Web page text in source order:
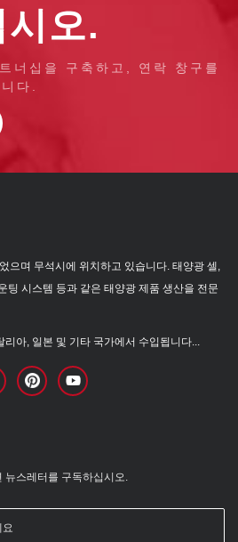
오.
너십을 구축하고, 연락 창구를
다.
으며 무석시에 위치하고 있습니다. 태양광 셀,
팅 시스템 등과 같은 태양광 제품 생산을 전문
리아, 일본 및 기타 국가에서 수입됩니다...
뉴스레터를 구독하십시오.